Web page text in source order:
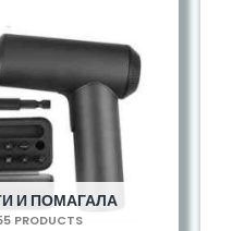
И ПОМАГАЛА
PRODUCTS